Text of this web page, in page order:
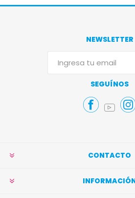
NEWSLETTER
SEGUÍNOS
CONTACTO